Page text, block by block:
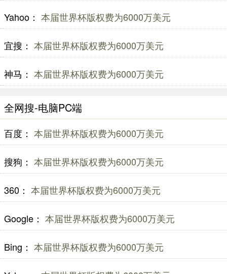
Yahoo： 本届世界杯版权费为6000万美元
宜搜： 本届世界杯版权费为6000万美元
神马： 本届世界杯版权费为6000万美元
全网搜-电脑PC端
百度： 本届世界杯版权费为6000万美元
搜狗： 本届世界杯版权费为6000万美元
360： 本届世界杯版权费为6000万美元
Google： 本届世界杯版权费为6000万美元
Bing： 本届世界杯版权费为6000万美元